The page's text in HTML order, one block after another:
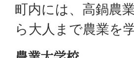
町内には、高鍋農
ら大人まで農業を